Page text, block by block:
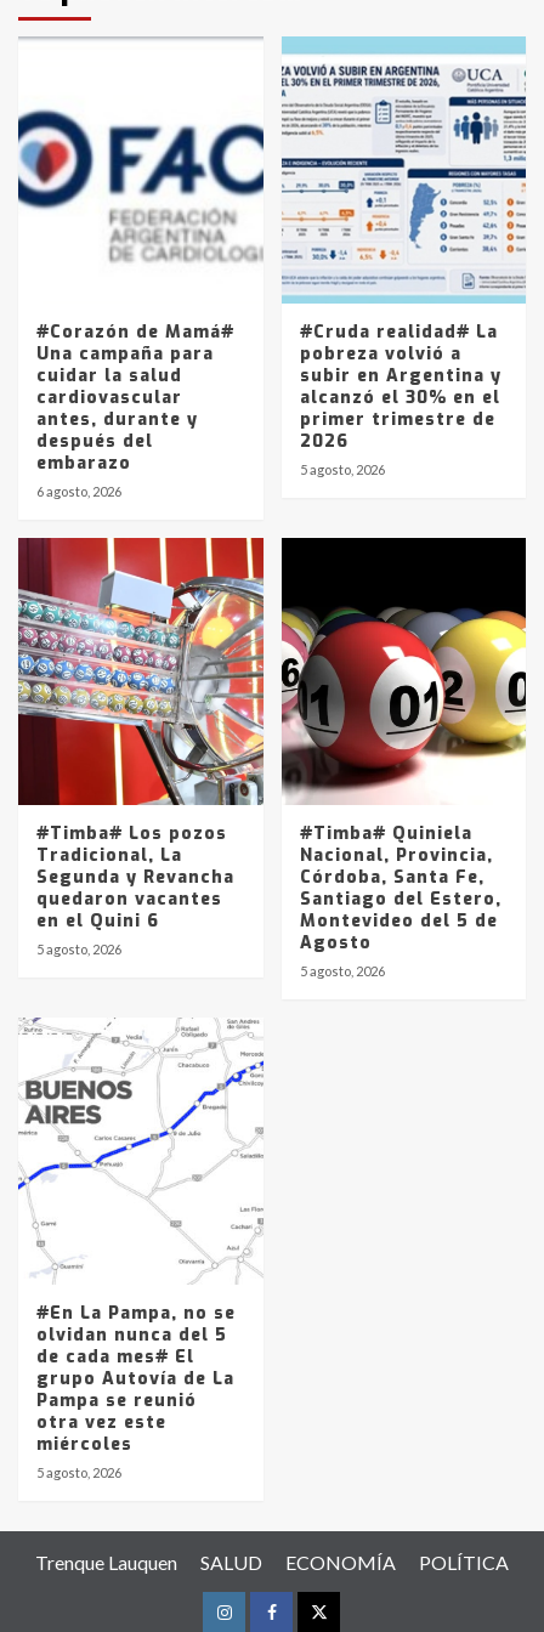
3
en la mañana del lunes
4
Accidente en Ruta 5: falleció un
joven de Trenque Lauquen
Los precios de los combustibles en
La Pampa, desde YPF hasta Axion
entre 857 a 1338 pesos
#Corazón de Mamá#
Una campaña para
cuidar la salud
cardiovascular
antes, durante y
después del
embarazo
6 agosto, 2026
#Cruda realidad# La
pobreza volvió a
subir en Argentina y
alcanzó el 30% en el
primer trimestre de
2026
5 agosto, 2026
#Timba# Los pozos
Tradicional, La
Segunda y Revancha
quedaron vacantes
en el Quini 6
5 agosto, 2026
#Timba# Quiniela
Nacional, Provincia,
Córdoba, Santa Fe,
Santiago del Estero,
Montevideo del 5 de
Agosto
5 agosto, 2026
#En La Pampa, no se
olvidan nunca del 5
de cada mes# El
grupo Autovía de La
Pampa se reunió
otra vez este
miércoles
5 agosto, 2026
Trenque Lauquen SALUD ECONOMÍA POLÍTICA